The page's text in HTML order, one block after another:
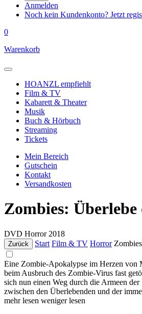
Anmelden
Noch kein Kundenkonto? Jetzt
0
Warenkorb
HOANZL empfiehlt
Film & TV
Kabarett & Theater
Musik
Buch & Hörbuch
Streaming
Tickets
Mein Bereich
Gutschein
Kontakt
Versandkosten
Zombies: Überlebe
DVD Horror 2018
Zurück Start Film & TV Horror
Eine Zombie-Apokalypse im Herzen von
beim Ausbruch des Zombie-Virus fast
sich nun einen Weg durch die Armeen
zwischen den Überlebenden und der
mehr lesen weniger lesen